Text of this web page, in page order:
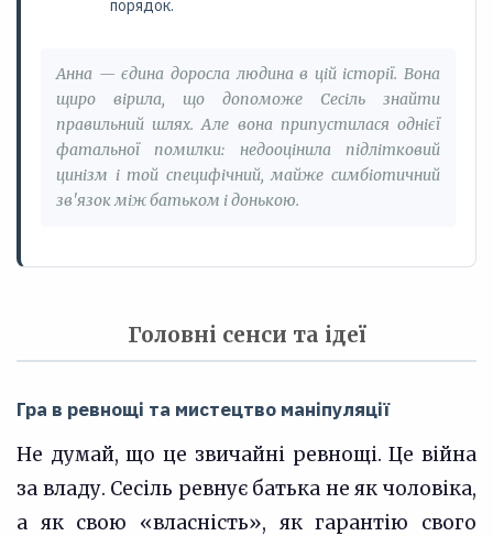
порядок.
Анна — єдина доросла людина в цій історії. Вона
щиро вірила, що допоможе Сесіль знайти
правильний шлях. Але вона припустилася однієї
фатальної помилки: недооцінила підлітковий
цинізм і той специфічний, майже симбіотичний
зв'язок між батьком і донькою.
Головні сенси та ідеї
Гра в ревнощі та мистецтво маніпуляції
Не думай, що це звичайні ревнощі. Це війна
за владу. Сесіль ревнує батька не як чоловіка,
а як свою «власність», як гарантію свого